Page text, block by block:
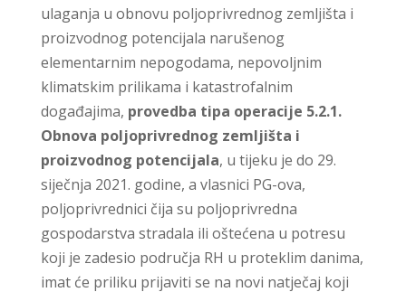
ulaganja u obnovu poljoprivrednog zemljišta i
proizvodnog potencijala narušenog
elementarnim nepogodama, nepovoljnim
klimatskim prilikama i katastrofalnim
događajima, provedba tipa operacije 5.2.1.
Obnova poljoprivrednog zemljišta i
proizvodnog potencijala, u tijeku je do 29.
siječnja 2021. godine, a vlasnici PG-ova,
poljoprivrednici čija su poljoprivredna
gospodarstva stradala ili oštećena u potresu
koji je zadesio područja RH u proteklim danima,
imat će priliku prijaviti se na novi natječaj koji